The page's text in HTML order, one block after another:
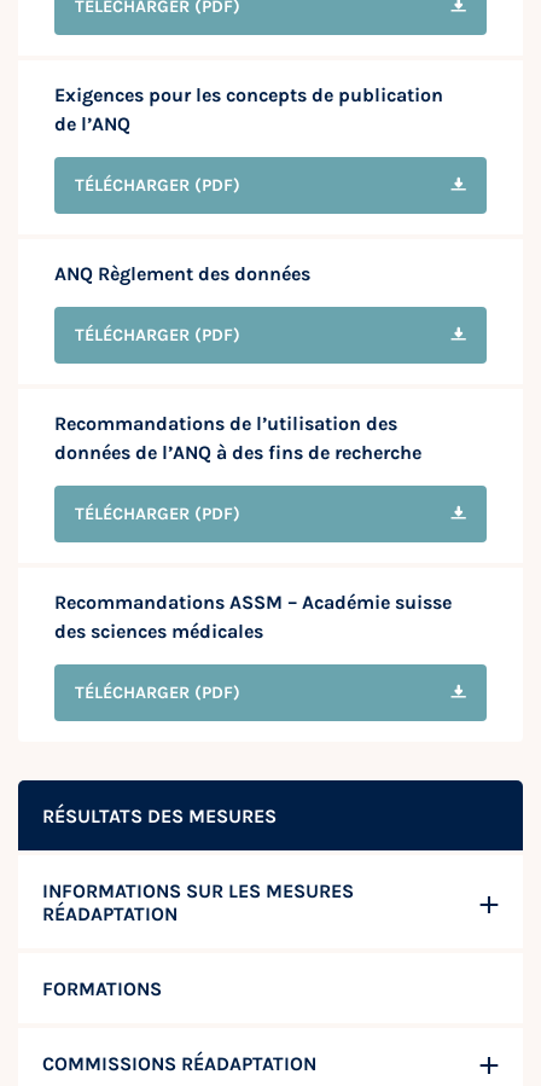
RÉSULTATS DES MESURES
INFORMATIONS SUR LES MESURES
RÉADAPTATION
FORMATIONS
COMMISSIONS RÉADAPTATION
TÉLÉCHARGER (PDF)
Exigences pour les concepts de publication
de l’ANQ
TÉLÉCHARGER (PDF)
ANQ Règlement des données
TÉLÉCHARGER (PDF)
Recommandations de l’utilisation des
données de l’ANQ à des fins de recherche
TÉLÉCHARGER (PDF)
Recommandations ASSM – Académie suisse
des sciences médicales
TÉLÉCHARGER (PDF)